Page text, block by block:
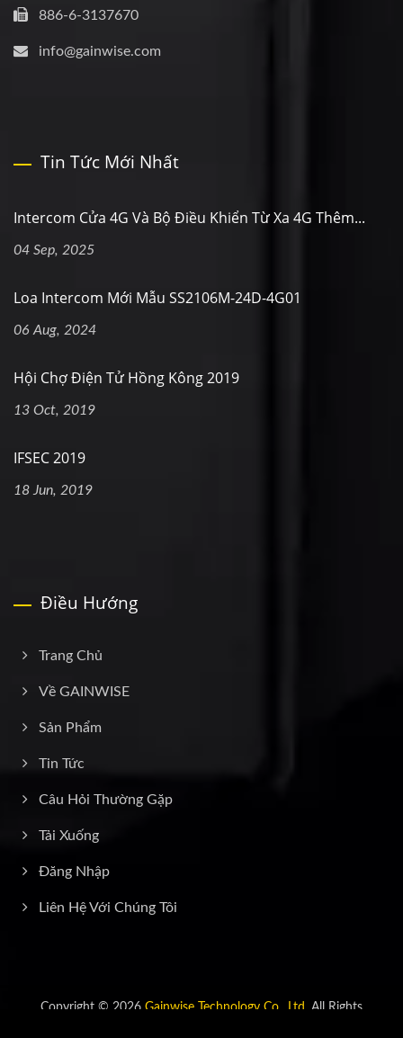
886-6-3137670
info@gainwise.com
Tin Tức Mới Nhất
Intercom Cửa 4G Và Bộ Điều Khiển Từ Xa 4G Thêm...
04 Sep, 2025
Loa Intercom Mới Mẫu SS2106M-24D-4G01
06 Aug, 2024
Hội Chợ Điện Tử Hồng Kông 2019
13 Oct, 2019
IFSEC 2019
18 Jun, 2019
Điều Hướng
Trang Chủ
Về GAINWISE
Sản Phẩm
Tin Tức
Câu Hỏi Thường Gặp
Tải Xuống
Đăng Nhập
Liên Hệ Với Chúng Tôi
Copyright © 2026 Gainwise Technology Co., Ltd.
All Rights